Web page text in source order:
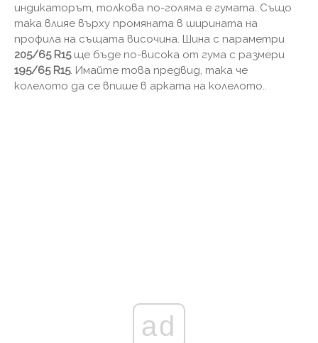
индикаторът, толкова по-голяма е гумата. Също
така влияе върху промяната в ширината на
профила на същата височина. Шина с параметри
205/65 R15ще бъде по-висока от гума с размери
195/65 R15. Имайте това предвид, така че
колелото да се впише в арката на колелото..
ad